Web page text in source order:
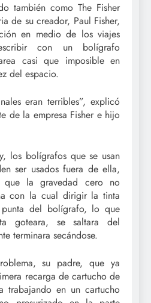
también como The Fisher
de su creador, Paul Fisher,
en medio de los viajes
con un bolígrafo
casi que imposible en
del espacio.
eran terribles”, explicó
de la empresa Fisher e hijo
los bolígrafos que se usan
ser usados fuera de ella,
que la gravedad cero no
con la cual dirigir la tinta
del bolígrafo, lo que
goteara, se saltara del
terminara secándose.
su padre, que ya
recarga de cartucho de
trabajando en un cartucho